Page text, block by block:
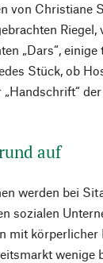
von Christiane
„Dars“,
Stück, ob
„Handschrift“
auf
werden bei
sozialen
mit
wenige